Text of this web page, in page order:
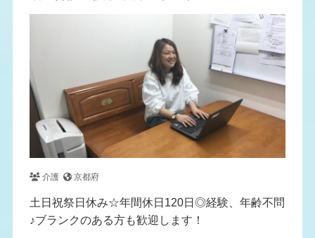
介護 京都府
土日祝祭日休み☆年間休日120日◎経験、年齢不問
♪ブランクのある方も歓迎します！